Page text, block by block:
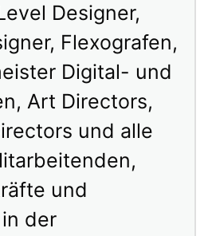
Designer,
Flexografen,
Digital- und
Art Directors,
und alle
und
der